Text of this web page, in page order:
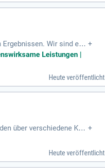
Wir sind ein +
Leistungen |
Heute veröffentlicht
über verschiedene Kan +
Heute veröffentlicht